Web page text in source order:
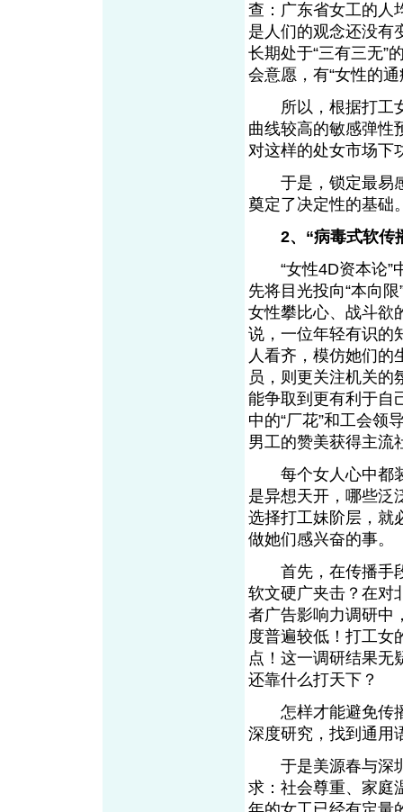
查：广东省女工的人
是人们的观念还没有
长期处于“三有三无”
会意愿，有“女性的
所以，根据打工女
曲线较高的敏感弹性
对这样的处女市场下
于是，锁定最易感
奠定了决定性的基
2、“病毒式软传
“女性4D资本论”
先将目光投向“本向
女性攀比心、战斗欲
说，一位年轻有识的
人看齐，模仿她们的
员，则更关注机关的
能争取到更有利于自
中的“厂花”和工会领
男工的赞美获得主流
每个女人心中都装
是异想天开，哪些泛
选择打工妹阶层，就
做她们感兴奋的事。
首先，在传播手段
软文硬广夹击？在对
者广告影响力调研中
度普遍较低！打工女
点！这一调研结果无
还靠什么打天下？
怎样才能避免传播
深度研究，找到通用
于是美源春与深圳
求：社会尊重、家庭